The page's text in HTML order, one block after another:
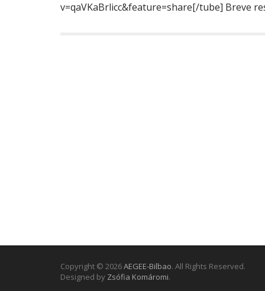
v=qaVKaBrlicc&feature=share[/tube] Breve
Copyright © 2026AEGEE-Bilbao. All Rights Reserved.
Designed by Zsófia Komáromi.